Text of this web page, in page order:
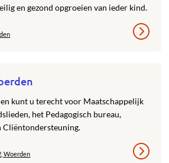
en gezond opgroeien van ieder kind.
kunt u terecht voor Maatschappelijk
het Pedagogisch bureau,
Cliëntondersteuning.
Woerden